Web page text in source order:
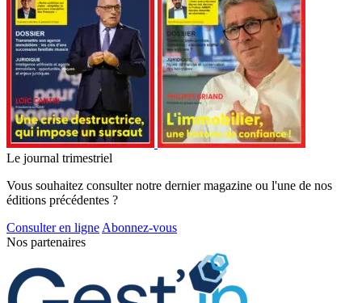
Le journal trimestriel
Vous souhaitez consulter notre dernier magazine ou l'une de nos
éditions précédentes ?
Consulter en ligneAbonnez-vous
Nos partenaires